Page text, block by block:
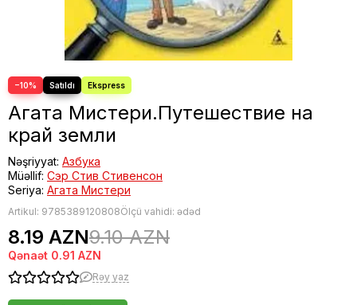
−10%
Агата Мистери.Путешествие на
край земли
Nəşriyyat: Азбука
Müəllif: Сэр Стив Стивенсон
Seriya: Агата Мистери
Artikul: 9785389120808Ölçü vahidi: ədəd
8.19 AZN9.10 AZN
Qənaət 0.91 AZN
Rəy yaz